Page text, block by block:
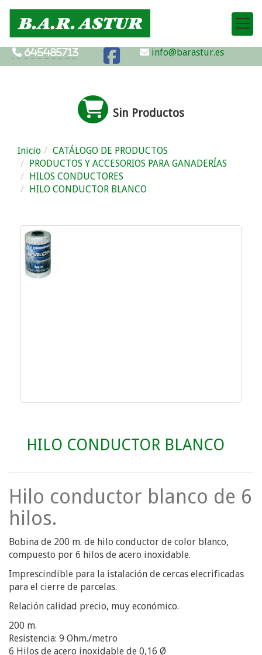
645485713 info@barastur.es
Sin Productos
Inicio
CATÁLOGO DE PRODUCTOS
PRODUCTOS Y ACCESORIOS PARA GANADERÍAS
HILOS CONDUCTORES
HILO CONDUCTOR BLANCO
HILO CONDUCTOR BLANCO
Hilo conductor blanco de 6
hilos.
Bobina de 200 m. de hilo conductor de color blanco,
compuesto por 6 hilos de acero inoxidable.
Imprescindible para la istalación de cercas elecrificadas
para el cierre de parcelas.
Relación calidad precio, muy económico.
200 m.
Resistencia: 9 Ohm./metro
6 Hilos de acero inoxidable de 0,16 Ø